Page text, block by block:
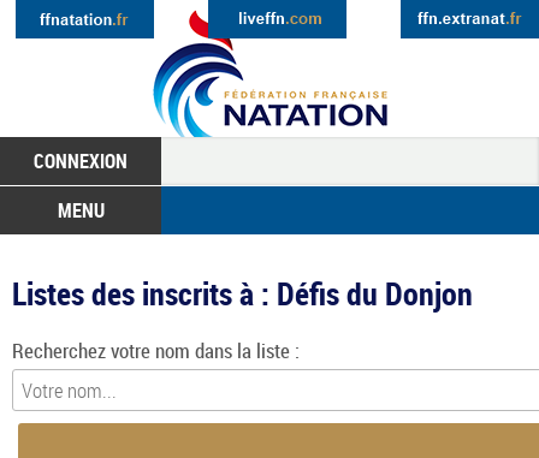
CONNEXION
MENU
Listes des inscrits à : Défis du Donjon
Recherchez votre nom dans la liste :